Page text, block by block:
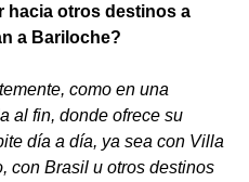
hacia otros destinos a
a Bariloche?
como en una
al fin, donde ofrece su
día a día, ya sea con Villa
con Brasil u otros destinos